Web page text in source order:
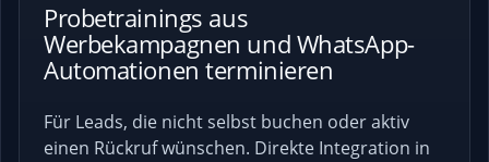
Probetrainings aus
Werbekampagnen und WhatsApp-
Automationen terminieren
Für Leads, die nicht selbst buchen oder aktiv
einen Rückruf wünschen. Direkte Integration in